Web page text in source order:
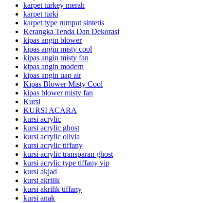
karpet turkey merah
karpet turki
karpet type rumput sintetis
Kerangka Tenda Dan Dekorasi
kipas angin blower
kipas angin misty cool
kipas angin misty fan
kipas angin modern
kipas angin uap air
Kipas Blower Misty Cool
kipas blower misty fan
Kursi
KURSI ACARA
kursi acrylic
kursi acrylic ghost
kursi acrylic olivia
kursi acrylic tiffany
kursi acrylic transparan ghost
kursi acrylic type tiffany vip
kursi akjad
kursi akrilik
kursi akrilik tiffany
kursi anak